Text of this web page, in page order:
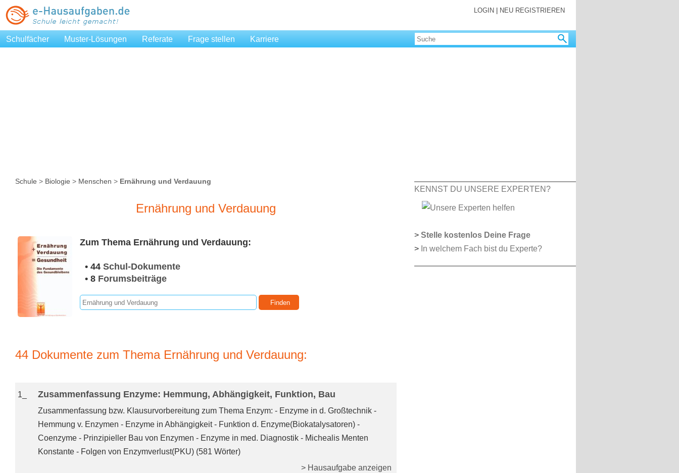
LOGIN NEU REGISTRIEREN
Schulfächer Muster-Lösungen Referate Frage stellen Karriere
Schule > Biologie > Menschen > Ernährung und Verdauung
Ernährung und Verdauung
Zum Thema Ernährung und Verdauung:
• 44 Schul-Dokumente
• 8 Forumsbeiträge
44 Dokumente zum Thema Ernährung und Verdauung:
1_ Zusammenfassung Enzyme: Hemmung, Abhängigkeit, Funktion, Bau
Zusammenfassung bzw. Klausurvorbereitung zum Thema Enzym: - Enzyme in d. Großtechnik -
Hemmung v. Enzymen - Enzyme in Abhängigkeit - Funktion d. Enzyme(Biokatalysatoren) -
Coenzyme - Prinzipieller Bau von Enzymen - Enzyme in med. Diagnostik - Michealis Menten
Konstante - Folgen von Enzymverlust(PKU) (581 Wörter)
> Hausaufgabe anzeigen
KENNST DU UNSERE EXPERTEN?
> Stelle kostenlos Deine Frage
> In welchem Fach bist du Experte?